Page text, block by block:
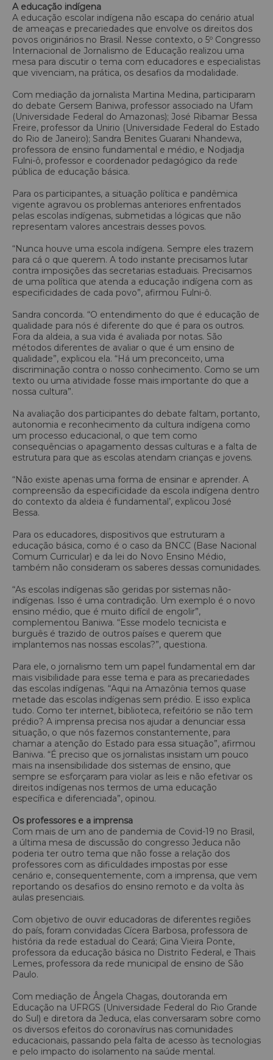
A educação indígena
A educação escolar indígena não escapa do cenário atual
de ameaças e precariedades que envolve os direitos dos
povos originários no Brasil. Nesse contexto, o 5º Congresso
Internacional de Jornalismo de Educação realizou uma
mesa para discutir o tema com educadores e especialistas
que vivenciam, na prática, os desafios da modalidade.
Com mediação da jornalista Martina Medina, participaram
do debate Gersem Baniwa, professor associado na Ufam
(Universidade Federal do Amazonas); José Ribamar Bessa
Freire, professor da Unirio (Universidade Federal do Estado
do Rio de Janeiro); Sandra Benites Guarani Nhandewa,
professora de ensino fundamental e médio, e Nodjadja
Fulni-ô, professor e coordenador pedagógico da rede
pública de educação básica.
Para os participantes, a situação política e pandêmica
vigente agravou os problemas anteriores enfrentados
pelas escolas indígenas, submetidas a lógicas que não
representam valores ancestrais desses povos.
“Nunca houve uma escola indígena. Sempre eles trazem
para cá o que querem. A todo instante precisamos lutar
contra imposições das secretarias estaduais. Precisamos
de uma política que atenda a educação indígena com as
especificidades de cada povo”, afirmou Fulni-ô.
Sandra concorda. “O entendimento do que é educação de
qualidade para nós é diferente do que é para os outros.
Fora da aldeia, a sua vida é avaliada por notas. São
métodos diferentes de avaliar o que é um ensino de
qualidade”, explicou ela. “Há um preconceito, uma
discriminação contra o nosso conhecimento. Como se um
texto ou uma atividade fosse mais importante do que a
nossa cultura”.
Na avaliação dos participantes do debate faltam, portanto,
autonomia e reconhecimento da cultura indígena como
um processo educacional, o que tem como
consequências o apagamento dessas culturas e a falta de
estrutura para que as escolas atendam crianças e jovens.
“Não existe apenas uma forma de ensinar e aprender. A
compreensão da especificidade da escola indígena dentro
do contexto da aldeia é fundamental’, explicou José
Bessa.
Para os educadores, dispositivos que estruturam a
educação básica, como é o caso da BNCC (Base Nacional
Comum Curricular) e da lei do Novo Ensino Médio,
também não consideram os saberes dessas comunidades.
“As escolas indígenas são geridas por sistemas não-
indígenas. Isso é uma contradição. Um exemplo é o novo
ensino médio, que é muito difícil de engolir”,
complementou Baniwa. “Esse modelo tecnicista e
burguês é trazido de outros países e querem que
implantemos nas nossas escolas?”, questiona.
Para ele, o jornalismo tem um papel fundamental em dar
mais visibilidade para esse tema e para as precariedades
das escolas indígenas. “Aqui na Amazônia temos quase
metade das escolas indígenas sem prédio. E isso explica
tudo. Como ter internet, biblioteca, refeitório se não tem
prédio? A imprensa precisa nos ajudar a denunciar essa
situação, o que nós fazemos constantemente, para
chamar a atenção do Estado para essa situação”, afirmou
Baniwa. “É preciso que os jornalistas insistam um pouco
mais na insensibilidade dos sistemas de ensino, que
sempre se esforçaram para violar as leis e não efetivar os
direitos indígenas nos termos de uma educação
específica e diferenciada”, opinou.
Os professores e a imprensa
Com mais de um ano de pandemia de Covid-19 no Brasil,
a última mesa de discussão do congresso Jeduca não
poderia ter outro tema que não fosse a relação dos
professores com as dificuldades impostas por esse
cenário e, consequentemente, com a imprensa, que vem
reportando os desafios do ensino remoto e da volta às
aulas presenciais.
Com objetivo de ouvir educadoras de diferentes regiões
do país, foram convidadas Cícera Barbosa, professora de
história da rede estadual do Ceará; Gina Vieira Ponte,
professora da educação básica no Distrito Federal, e Thais
Lemes, professora da rede municipal de ensino de São
Paulo.
Com mediação de Ângela Chagas, doutoranda em
Educação na UFRGS (Universidade Federal do Rio Grande
do Sul) e diretora da Jeduca, elas conversaram sobre como
os diversos efeitos do coronavírus nas comunidades
educacionais, passando pela falta de acesso às tecnologias
e pelo impacto do isolamento na saúde mental.